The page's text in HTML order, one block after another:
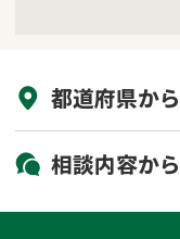
初回相談無料
都道府県から
北海道・東北
北海道
関東
相談内容から